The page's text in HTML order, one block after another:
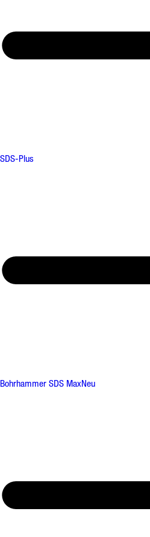
SDS-Plus
Bohrhammer SDS MaxNeu